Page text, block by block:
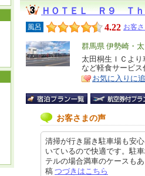
ＨＯＴＥＬ Ｒ９ Ｔ
風呂 4.22 お客
エ
リ
ア
群馬県 伊勢崎・
特
徴
太田桐生ＩＣよ
など軽食サービス
お気に入りに
お客さまの声
清掃が行き届き駐車場も安
いているので快適です。駐
テルの場合満車のケースも
稿 つづきはこちら